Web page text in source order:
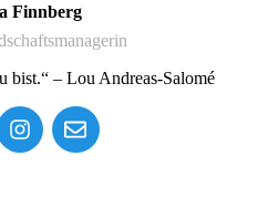
Finnberg
bist.“ – Lou Andreas-Salomé